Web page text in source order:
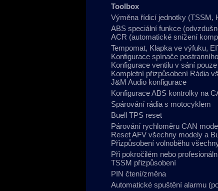
Toolbox
Výměna řídicí jednotky (TSSM,
ABS speciální funkce
ACR (automatické snížení
Tempomat, Klapka ve výfuku,
Konfigurace spínače
Konfigurace ventilu v sání
Kompletní přizpůsobení Rádia
J&M Audio konfigurace
Konfigurace ABS kontrolky na
Spárování rádia s motocyklem
Buell TPS reset
Párování rychloměru CAN
Reset AFV všechny modely a
Přizpůsobení volnoběhu
Při pokročilém nebo
TSSM přizpůsobení
PIN čtení/změna
Automatické spuštění alarmu